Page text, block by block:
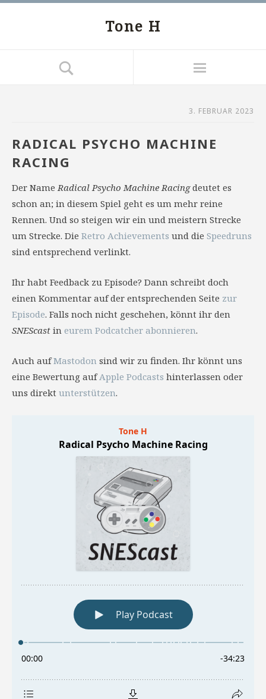
Tone H
3. FEBRUAR 2023
RADICAL PSYCHO MACHINE
RACING
Der NameRadical Psycho Machine Racingdeutet es
schon an; in diesem Spiel geht es um mehr reine
Rennen. Und so steigen wir ein und meistern Strecke
um Strecke. Die Retro Achievements und die Speedruns
sind entsprechend verlinkt.
Ihr habt Feedback zu Episode? Dann schreibt doch
einen Kommentar auf der entsprechenden Seite zur
Episode. Falls noch nicht geschehen, könnt ihr den
SNEScast in eurem Podcatcher abonnieren.
Auch aufMastodon sind wir zu finden. Ihr könnt uns
eine Bewertung aufApple Podcasts hinterlassen oder
uns direkt unterstützen.